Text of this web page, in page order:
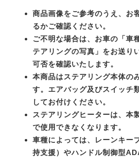
商品画像をご参考のうえ、お
るかご確認ください。
ご不明な場合は、お車の「車
テアリングの写真」をお送り
可否を確認いたします。
本商品はステアリング本体の
す。エアバッグ及びスイッチ
してお付けください。
ステアリングヒーターは、本
で使用できなくなります。
車種によっては、レーンキー
持支援）やハンドル制御型